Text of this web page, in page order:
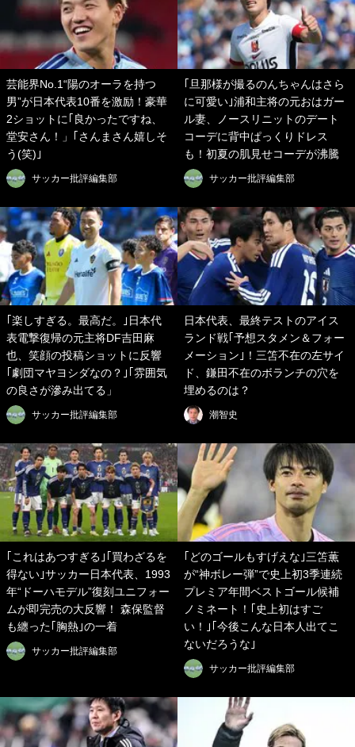
芸能界No.1“陽のオーラを持つ
男”が日本代表10番を激励！豪華
2ショットに｢良かったですね、
堂安さん！」｢さんまさん嬉しそ
う(笑)｣
サッカー批評編集部
｢旦那様が撮るのんちゃんはさら
に可愛い｣浦和主将の元おはガー
ル妻、ノースリニットのデート
コーデに背中ぱっくりドレス
も！初夏の肌見せコーデが沸騰
サッカー批評編集部
｢楽しすぎる。最高だ。｣日本代
表電撃復帰の元主将DF吉田麻
也、笑顔の投稿ショットに反響
｢劇団マヤヨシダなの？｣｢雰囲気
の良さが滲み出てる」
サッカー批評編集部
日本代表、最終テストのアイス
ランド戦｢予想スタメン＆フォー
メーション｣！三笘不在の左サイ
ド、鎌田不在のボランチの穴を
埋めるのは？
潮智史
｢これはあつすぎる｣｢買わざるを
得ない｣サッカー日本代表、1993
年“ドーハモデル”復刻ユニフォー
ムが即完売の大反響！ 森保監督
も纏った｢胸熱｣の一着
サッカー批評編集部
｢どのゴールもすげえな｣三笘薫
が“神ボレー弾”で史上初3季連続
プレミア年間ベストゴール候補
ノミネート！｢史上初はすご
い！｣｢今後こんな日本人出てこ
ないだろうな｣
サッカー批評編集部